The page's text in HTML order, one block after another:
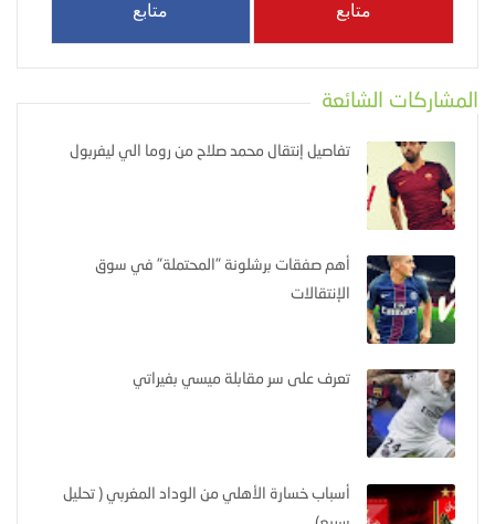
متابع متابع
المشاركات الشائعة
تفاصيل إنتقال محمد صلاح من روما الي ليفربول
أهم صفقات برشلونة "المحتملة" في سوق
الإنتقالات
تعرف على سر مقابلة ميسي بفيراتي
أسباب خسارة الأهلي من الوداد المغربي ( تحليل